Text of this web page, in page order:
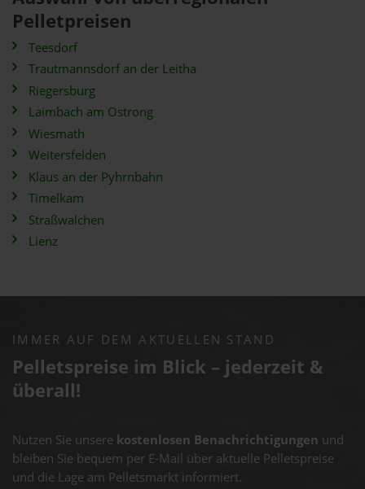
Pelletpreisen
Teesdorf
Trautmannsdorf an der Leitha
Riegersburg
Laimbach am Ostrong
Wiesmath
Weitersfelden
Klaus an der Pyhrnbahn
Timelkam
Straßwalchen
Lienz
IMMER AUF DEM AKTUELLEN STAND
Pelletspreise im Blick – jederzeit &
überall!
Nutzen Sie unsere kostenlosen Benachrichtigungen und
bleiben Sie bequem per E-Mail über aktuelle Pelletspreise
und die Lage am Pelletsmarkt informiert.